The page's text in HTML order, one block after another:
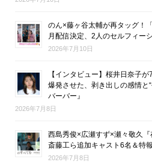
のん×藤ヶ谷太輔が再タッグ！
月配信決定、2人のセルフィー
2026年7月10日
【インタビュー】桜井日奈子
爆発させた、剥き出しの感情と
バーバー』
2026年7月8日
西島秀俊×広瀬すず×瀬々敬久『
斎藤工ら追加キャスト6名＆特
2026年7月8日